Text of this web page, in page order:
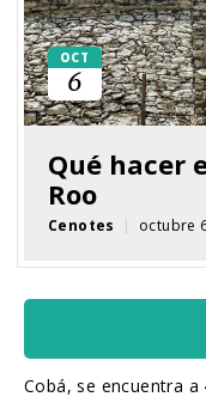
OCT
6
Qué hacer
Roo
Cenotes | octubre
Cobá, se encuentra